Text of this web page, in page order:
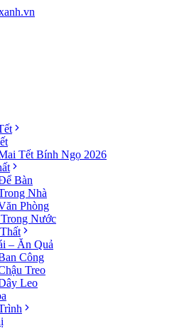
Tết Bính Ngọ 2026
Bàn
Nhà
Phòng
Nước
– Ăn Quả
Công
Treo
Leo